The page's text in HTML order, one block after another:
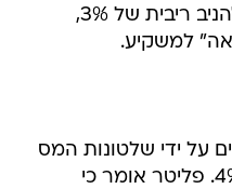
סכום לא גדול במיוחד יכול להניב ריבית של 3%,
למשקיע.
על ידי שלטונות המס
נושאים הצמדה וריבית של 4%. פליטר אומר כי